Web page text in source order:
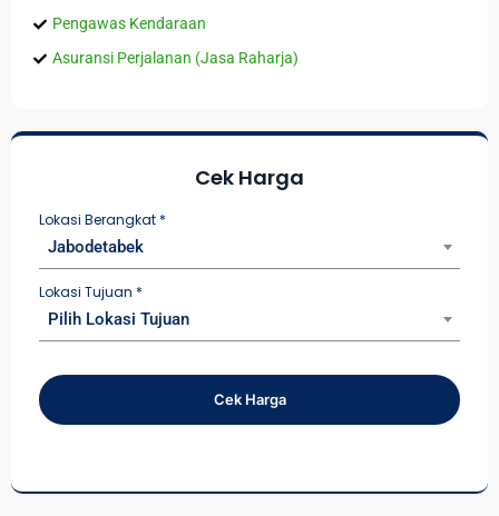
Pengawas Kendaraan
Asuransi Perjalanan (Jasa Raharja)
Cek Harga
Lokasi Berangkat *
Jabodetabek
Lokasi Tujuan *
Pilih Lokasi Tujuan
Cek Harga